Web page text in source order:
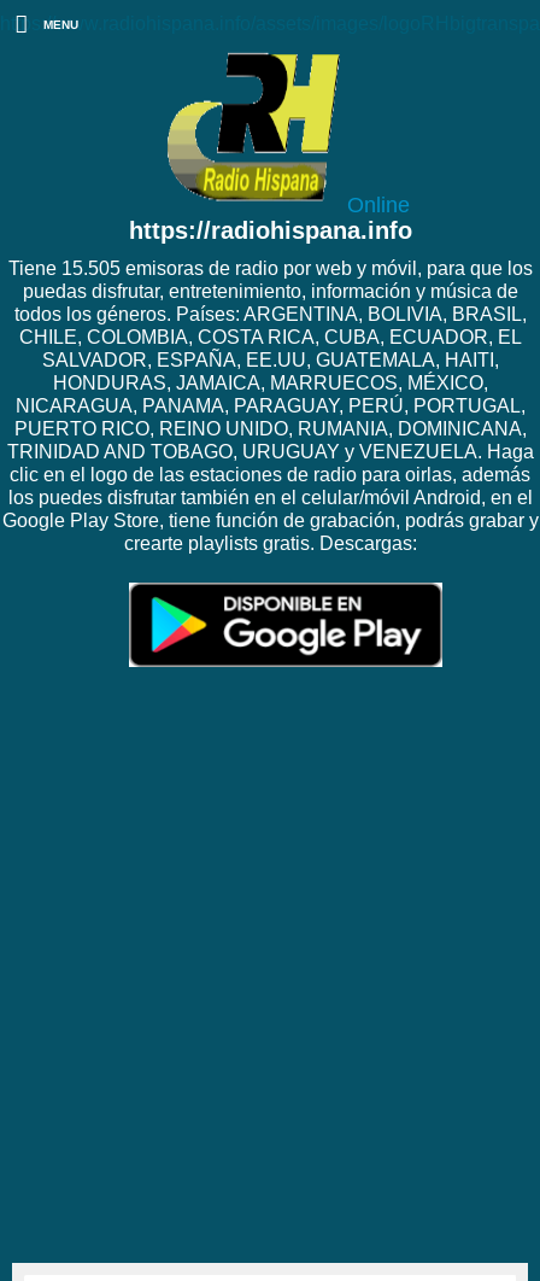
https://www.radiohispana.info/assets/images/
Online
https://radiohispana.info
Tiene 15.505 emisoras de radio por web y móvil, para que los
puedas disfrutar, entretenimiento, información y música de
todos los géneros. Países: ARGENTINA, BOLIVIA, BRASIL,
CHILE, COLOMBIA, COSTA RICA, CUBA, ECUADOR, EL
SALVADOR, ESPAÑA, EE.UU, GUATEMALA, HAITI,
HONDURAS, JAMAICA, MARRUECOS, MÉXICO,
NICARAGUA, PANAMA, PARAGUAY, PERÚ, PORTUGAL,
PUERTO RICO, REINO UNIDO, RUMANIA, DOMINICANA,
TRINIDAD AND TOBAGO, URUGUAY y VENEZUELA. Haga
clic en el logo de las estaciones de radio para oirlas, además
los puedes disfrutar también en el celular/móvil Android, en el
Google Play Store, tiene función de grabación, podrás grabar y
crearte playlists gratis. Descargas:
MENU